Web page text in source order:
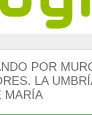
POR
LA
MARÍA